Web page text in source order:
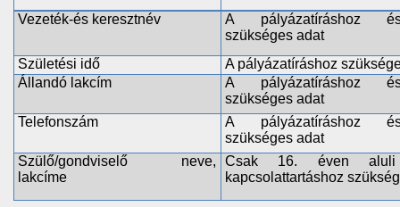
Vezeték-és keresztnév
A pályázatíráshoz és
szükséges adat
Születési idő
A pályázatíráshoz
Állandó lakcím
A pályázatíráshoz és
szükséges adat
Telefonszám
A pályázatíráshoz és
szükséges adat
Szülő/gondviselő neve,
lakcíme
Csak 16. éven aluli
kapcsolattartáshoz